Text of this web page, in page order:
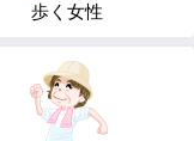
歩く女性